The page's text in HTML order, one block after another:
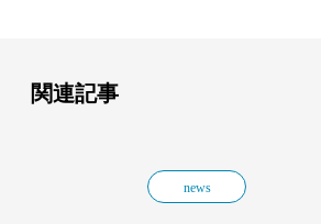
関連記事
news